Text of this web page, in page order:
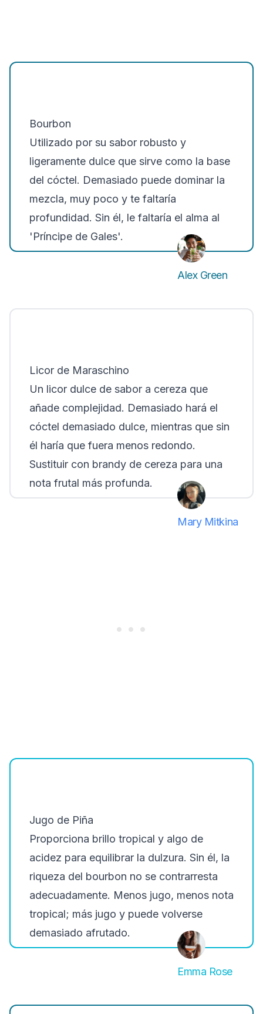
Bourbon
Utilizado por su sabor robusto y
ligeramente dulce que sirve como la base
del cóctel. Demasiado puede dominar la
mezcla, muy poco y te faltaría
profundidad. Sin él, le faltaría el alma al
'Príncipe de Gales'.
Alex Green
Licor de Maraschino
Un licor dulce de sabor a cereza que
añade complejidad. Demasiado hará el
cóctel demasiado dulce, mientras que sin
él haría que fuera menos redondo.
Sustituir con brandy de cereza para una
nota frutal más profunda.
Mary Mitkina
Jugo de Piña
Proporciona brillo tropical y algo de
acidez para equilibrar la dulzura. Sin él, la
riqueza del bourbon no se contrarresta
adecuadamente. Menos jugo, menos nota
tropical; más jugo y puede volverse
demasiado afrutado.
Emma Rose